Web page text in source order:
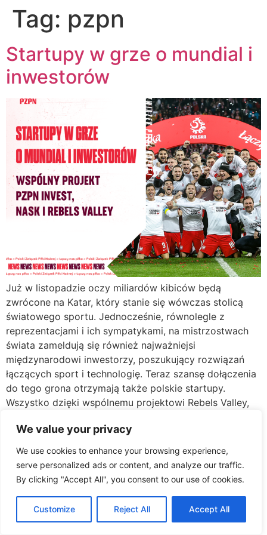
We value your privacy
We use cookies to enhance your browsing experience,
serve personalized ads or content, and analyze our traffic.
By clicking "Accept All", you consent to our use of cookies.
Customize Reject All Accept All
Tag: pzpn
Startupy w grze o mundial i
inwestorów
Już w listopadzie oczy miliardów kibiców będą
zwrócone na Katar, który stanie się wówczas stolicą
światowego sportu. Jednocześnie, równolegle z
reprezentacjami i ich sympatykami, na mistrzostwach
świata zameldują się również najważniejsi
międzynarodowi inwestorzy, poszukujący rozwiązań
łączących sport i technologię. Teraz szansę dołączenia
do tego grona otrzymają także polskie startupy.
Wszystko dzięki wspólnemu projektowi Rebels Valley,